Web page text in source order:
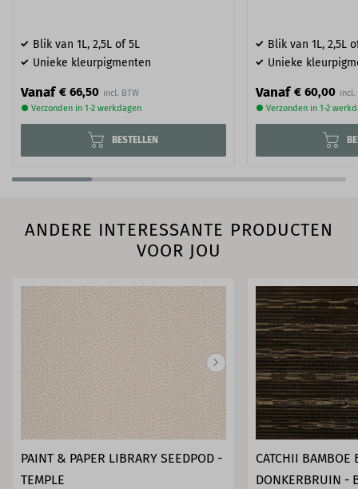
Blik van 1L, 2,5L of 5L
Unieke kleurpigmenten
Vanaf € 66,50
● Verzonden in 1-2 werkdagen
BESTELLEN
Blik van 1L, 2,5L
Unieke
Vanaf € 60,00
● Verzonden in 1-2
ANDERE INTERESSANTE PRODUCTEN
VOOR JOU
PAINT & PAPER LIBRARY SEEDPOD -
TEMPLE
CATCHII BAMBOE
DONKERBRUIN -